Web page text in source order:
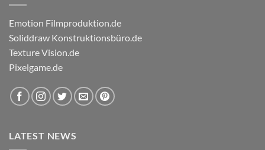
Emotion Filmproduktion.de
Soliddraw Konstruktionsbüro.de
Texture Vision.de
Pixelgame.de
LATEST NEWS